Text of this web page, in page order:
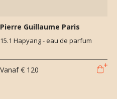
Pierre Guillaume Paris
15.1 Hapyang - eau de parfum
Vanaf € 120